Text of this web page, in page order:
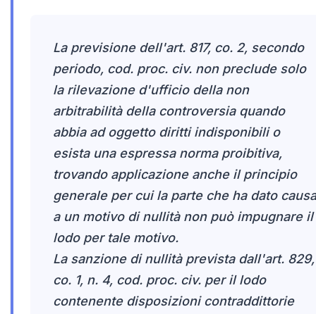
La previsione dell'art. 817, co. 2, secondo
periodo, cod. proc. civ. non preclude solo
la rilevazione d'ufficio della non
arbitrabilità della controversia quando
abbia ad oggetto diritti indisponibili o
esista una espressa norma proibitiva,
trovando applicazione anche il principio
generale per cui la parte che ha dato causa
a un motivo di nullità non può impugnare il
lodo per tale motivo.
La sanzione di nullità prevista dall'art. 829,
co. 1, n. 4, cod. proc. civ. per il lodo
contenente disposizioni contraddittorie